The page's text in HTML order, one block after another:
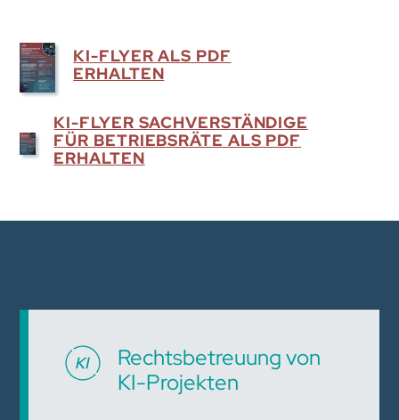
KI-FLYER ALS PDF
ERHALTEN
KI-FLYER SACHVERSTÄNDIGE
FÜR BETRIEBSRÄTE ALS PDF
ERHALTEN
Rechtsbetreuung von
KI-Projekten